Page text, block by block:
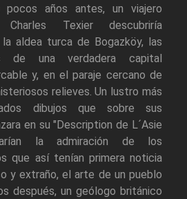
pocos años antes, un viajero
Texier descubriría
aldea turca de Bogazköy, las
de una verdadera capital
y, en el paraje cercano de
relieves. Un lustro más
dibujos que sobre sus
en su "Description de L´Asie
la admiración de los
que así tenían primera noticia
y extraño, el arte de un pueblo
después, un geólogo británico